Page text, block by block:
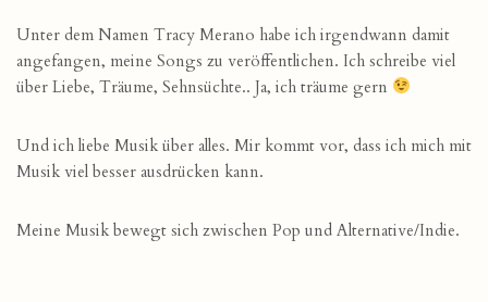
Unter dem Namen Tracy Merano habe ich irgendwann damit
angefangen, meine Songs zu veröffentlichen. Ich schreibe viel
über Liebe, Träume, Sehnsüchte.. Ja, ich träume gern
Und ich liebe Musik über alles. Mir kommt vor, dass ich mich mit
Musik viel besser ausdrücken kann.
Meine Musik bewegt sich zwischen Pop und Alternative/Indie.